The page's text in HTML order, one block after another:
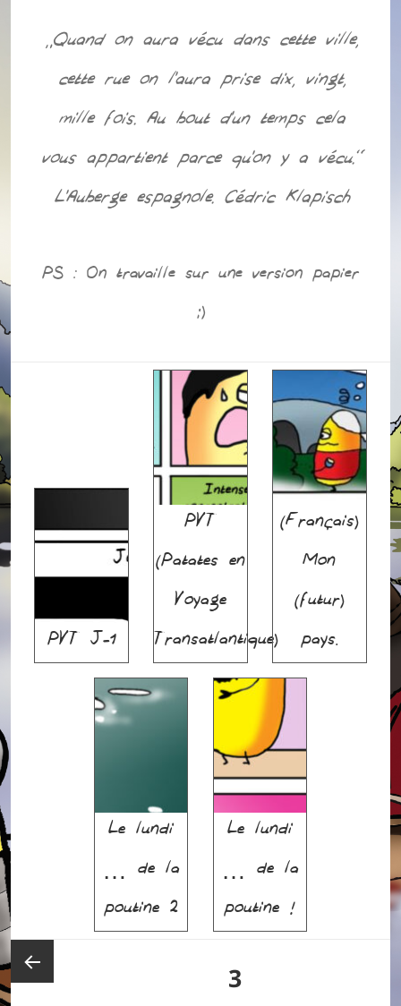
“Quand on aura vécu dans cette ville,
cette rue on l’aura prise dix, vingt,
mille fois. Au bout d’un temps cela
vous appartient parce qu’on y a vécu.”
L’Auberge espagnole. Cédric Klapisch
PS : On travaille sur une version papier
;)
PVT J-1
PVT
(Patates en
Voyage
Transatlantique)
(Français)
Mon
(futur)
pays.
Le lundi
… de la
poutine 2
Le lundi
… de la
poutine !
Posts
pagination
3